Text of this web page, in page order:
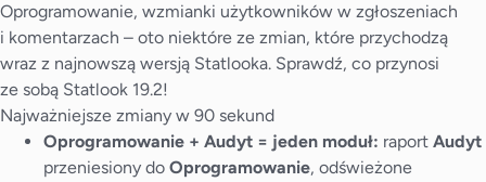
Oprogramowanie, wzmianki użytkowników w zgłoszeniach
i komentarzach – oto niektóre ze zmian, które przychodzą
wraz z najnowszą wersją Statlooka. Sprawdź, co przynosi
ze sobą Statlook 19.2!
Najważniejsze zmiany w 90 sekund
Oprogramowanie + Audyt = jeden moduł: raport Audyt
przeniesiony do Oprogramowanie, odświeżone